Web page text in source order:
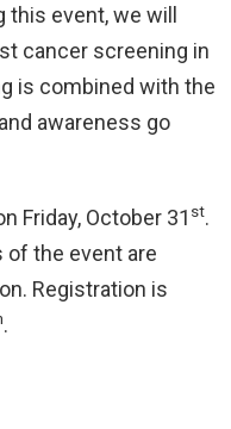
this event, we will
cancer screening in
is combined with the
awareness go
Friday, October 31 st.
of the event are
Registration is
.